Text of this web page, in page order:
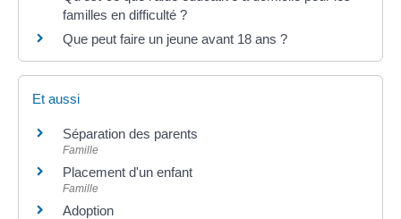
familles en difficulté ?
Que peut faire un jeune avant 18 ans ?
Et aussi
Séparation des parents
Famille
Placement d'un enfant
Famille
Adoption